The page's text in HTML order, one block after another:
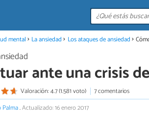
mental La ansiedad Los ataques de ansiedad
ante una crisis
Valoración: 4.7 (1.581 voto)
7 comentarios
.Actualizado: 16 enero 2017